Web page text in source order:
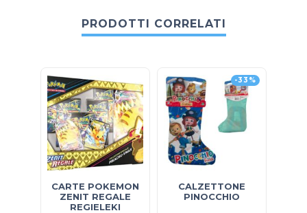
PRODOTTI CORRELATI
CARTE POKEMON
ZENIT REGALE
REGIELEKI
-33%
CALZETTONE
PINOCCHIO